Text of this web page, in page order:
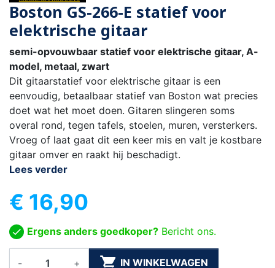
Boston GS-266-E statief voor
elektrische gitaar
semi-opvouwbaar statief voor elektrische gitaar, A-
model, metaal, zwart
Dit gitaarstatief voor elektrische gitaar is een
eenvoudig, betaalbaar statief van Boston wat precies
doet wat het moet doen. Gitaren slingeren soms
overal rond, tegen tafels, stoelen, muren, versterkers.
Vroeg of laat gaat dit een keer mis en valt je kostbare
gitaar omver en raakt hij beschadigt.
Lees verder
€ 16,90
Ergens anders goedkoper? Bericht ons.
- +  IN WINKELWAGEN